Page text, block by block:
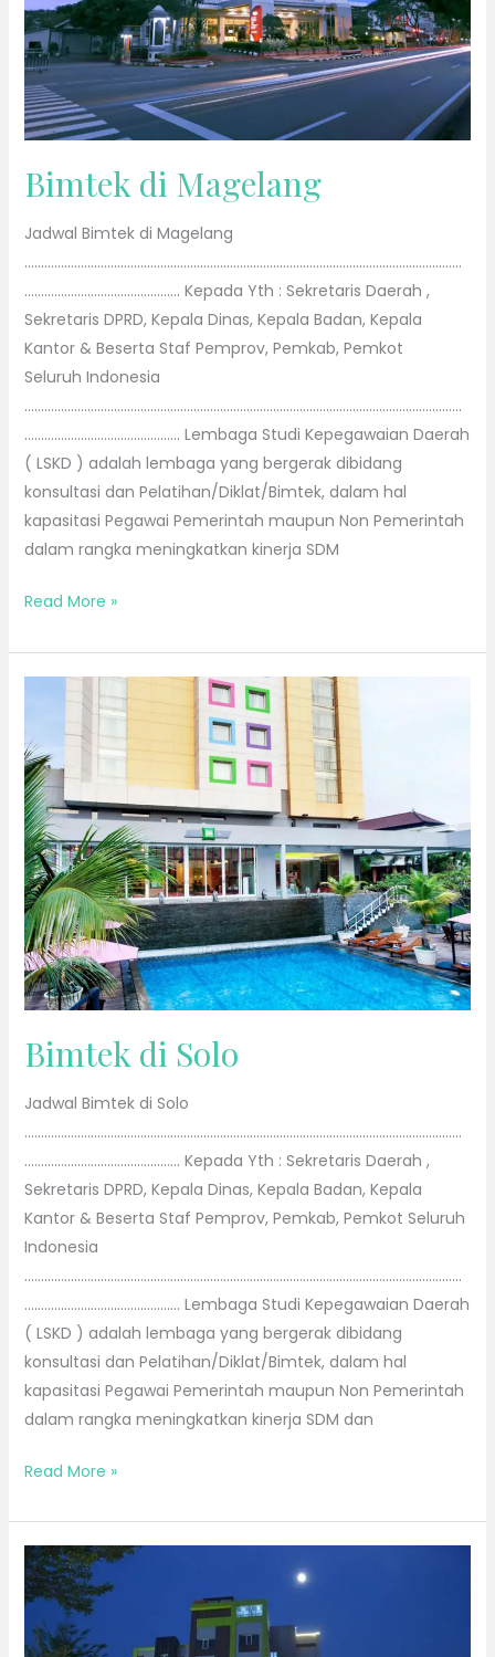
Bimtek di Magelang
Jadwal Bimtek di Magelang
……………………………………………………………………………………………………………………
……………………………………….. Kepada Yth : Sekretaris Daerah ,
Sekretaris DPRD, Kepala Dinas, Kepala Badan, Kepala
Kantor & Beserta Staf Pemprov, Pemkab, Pemkot
Seluruh Indonesia
……………………………………………………………………………………………………………………
……………………………………….. Lembaga Studi Kepegawaian Daerah
( LSKD ) adalah lembaga yang bergerak dibidang
konsultasi dan Pelatihan/Diklat/Bimtek, dalam hal
kapasitasi Pegawai Pemerintah maupun Non Pemerintah
dalam rangka meningkatkan kinerja SDM
Read More »
Bimtek di Solo
Jadwal Bimtek di Solo
……………………………………………………………………………………………………………………
……………………………………….. Kepada Yth : Sekretaris Daerah ,
Sekretaris DPRD, Kepala Dinas, Kepala Badan, Kepala
Kantor & Beserta Staf Pemprov, Pemkab, Pemkot Seluruh
Indonesia
……………………………………………………………………………………………………………………
……………………………………….. Lembaga Studi Kepegawaian Daerah
( LSKD ) adalah lembaga yang bergerak dibidang
konsultasi dan Pelatihan/Diklat/Bimtek, dalam hal
kapasitasi Pegawai Pemerintah maupun Non Pemerintah
dalam rangka meningkatkan kinerja SDM dan
Solo
Read More »
Bimtek
di
Semarang